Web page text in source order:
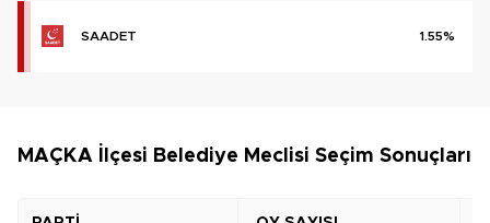
SAADET 1.55%
MAÇKA İlçesi Belediye Meclisi Seçim Sonuçları